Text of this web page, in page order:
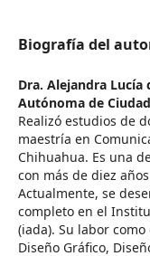
Biografía del
Dra. Alejandra Lucía
Autónoma de
Realizó estudios de
maestría en
Chihuahua. Es una
con más de diez
Actualmente, se
completo en el
(iada). Su labor
Diseño Gráfico,